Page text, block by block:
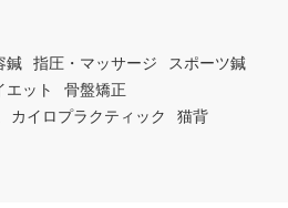
鍼 指圧・マッサージ
スポーツ鍼
エット
骨盤矯正
カイロプラクティック
猫背